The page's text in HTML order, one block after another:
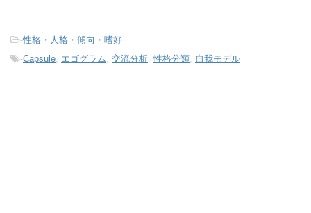
-性格・人格・傾向・嗜好
-Capsule, エゴグラム, 交流分析, 性格分類, 自我モデル